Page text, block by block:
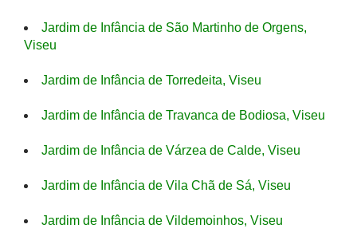
Jardim de Infância de São Martinho de Orgens,
Viseu
Jardim de Infância de Torredeita, Viseu
Jardim de Infância de Travanca de Bodiosa, Viseu
Jardim de Infância de Várzea de Calde, Viseu
Jardim de Infância de Vila Chã de Sá, Viseu
Jardim de Infância de Vildemoinhos, Viseu